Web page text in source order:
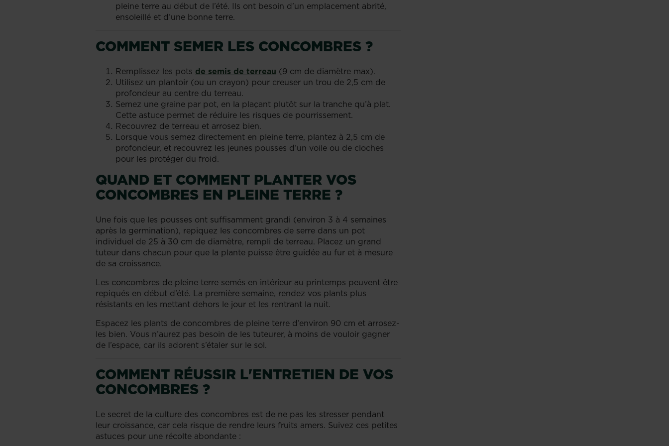
pleine terre au début de l’été. Ils ont besoin d’un emplacement abrité,
ensoleillé et d’une bonne terre.
COMMENT SEMER LES CONCOMBRES ?
Remplissez les pots de semis de terreau (9 cm de diamètre max).
Utilisez un plantoir (ou un crayon) pour creuser un trou de 2,5 cm de
profondeur au centre du terreau.
Semez une graine par pot, en la plaçant plutôt sur la tranche qu’à plat.
Cette astuce permet de réduire les risques de pourrissement.
Recouvrez de terreau et arrosez bien.
Lorsque vous semez directement en pleine terre, plantez à 2,5 cm de
profondeur, et recouvrez les jeunes pousses d’un voile ou de cloches
pour les protéger du froid.
QUAND ET COMMENT PLANTER VOS
CONCOMBRES EN PLEINE TERRE ?
Une fois que les pousses ont suffisamment grandi (environ 3 à 4 semaines
après la germination), repiquez les concombres de serre dans un pot
individuel de 25 à 30 cm de diamètre, rempli de terreau. Placez un grand
tuteur dans chacun pour que la plante puisse être guidée au fur et à mesure
de sa croissance.
Les concombres de pleine terre semés en intérieur au printemps peuvent être
repiqués en début d’été. La première semaine, rendez vos plants plus
résistants en les mettant dehors le jour et les rentrant la nuit.
Espacez les plants de concombres de pleine terre d’environ 90 cm et arrosez-
les bien. Vous n’aurez pas besoin de les tuteurer, à moins de vouloir gagner
de l’espace, car ils adorent s’étaler sur le sol.
COMMENT RÉUSSIR L'ENTRETIEN DE VOS
CONCOMBRES ?
Le secret de la culture des concombres est de ne pas les stresser pendant
leur croissance, car cela risque de rendre leurs fruits amers. Suivez ces petites
astuces pour une récolte abondante :